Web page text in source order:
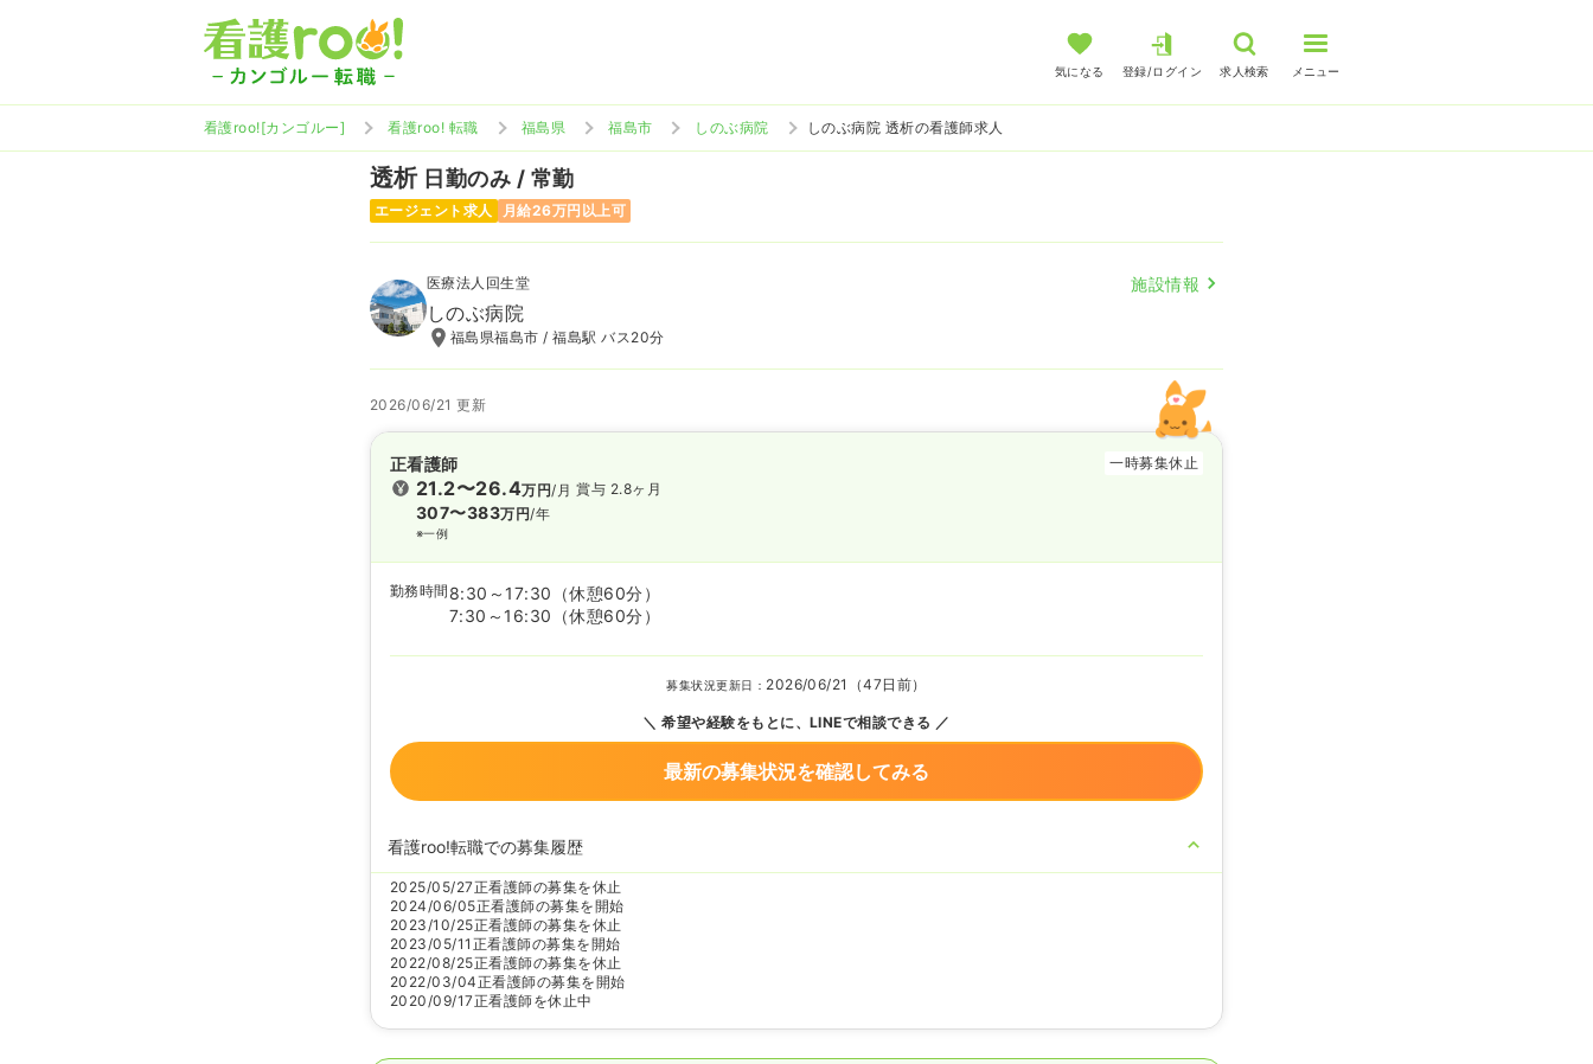
気になる 登録/ログイン 求人検索 メニュー
看護roo![カンゴルー] 看護roo! 転職 福島県 福島市 しのぶ病院 しのぶ病院 透析の看護師求人
透析日勤のみ / 常勤
エージェント求人 月給26万円以上可
医療法人回生堂 施設情報
しのぶ病院
福島県福島市 / 福島駅 バス20分
2026/06/21 更新
正看護師 一時募集休止
21.2〜26.4万円/月
307〜383万円/年
※一例
賞与 2.8ヶ月
勤務時間 8:30～17:30
（休憩60分）
7:30～16:30
（休憩60分）
募集状況更新日： 2026/06/21（47日前）
希望や経験をもとに、LINEで相談できる
最新の募集状況を確認してみる
看護roo!転職での募集履歴
2025/05/27正看護師の募集を休止
2024/06/05正看護師の募集を開始
2023/10/25正看護師の募集を休止
2023/05/11 正看護師の募集を開始
2022/08/25正看護師の募集を休止
2022/03/04正看護師の募集を開始
2020/09/17正看護師を休止中